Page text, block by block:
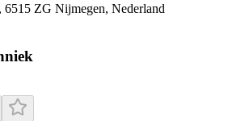
6515 ZG Nijmegen, Nederland